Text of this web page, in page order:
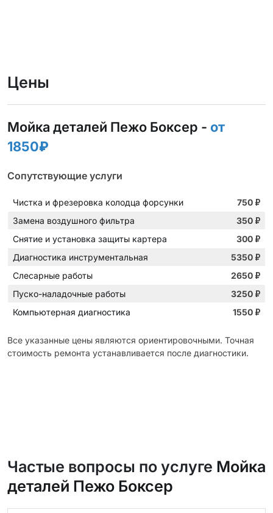
Цены
Мойка деталей Пежо Боксер - от
1850₽
Сопутствующие услуги
Чистка и фрезеровка колодца форсунки 750 ₽
Замена воздушного фильтра
350 ₽
Снятие и установка защиты картера
300 ₽
Диагностика инструментальная
5350 ₽
Слесарные работы
2650 ₽
Пуско-наладочные работы
3250 ₽
Компьютерная диагностика
1550 ₽
Все указанные цены являются ориентировочными. Точная
стоимость ремонта устанавливается после диагностики.
Частые вопросы по услуге Мойка
деталей Пежо Боксер